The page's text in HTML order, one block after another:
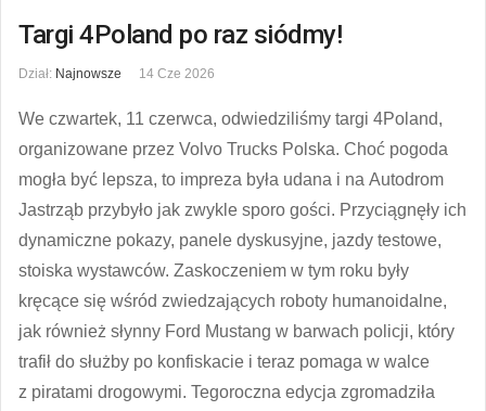
Targi 4Poland po raz siódmy!
Dział: Najnowsze 14 Cze 2026
We czwartek, 11 czerwca, odwiedziliśmy targi 4Poland,
organizowane przez Volvo Trucks Polska. Choć pogoda
mogła być lepsza, to impreza była udana i na Autodrom
Jastrząb przybyło jak zwykle sporo gości. Przyciągnęły ich
dynamiczne pokazy, panele dyskusyjne, jazdy testowe,
stoiska wystawców. Zaskoczeniem w tym roku były
kręcące się wśród zwiedzających roboty humanoidalne,
jak również słynny Ford Mustang w barwach policji, który
trafił do służby po konfiskacie i teraz pomaga w walce
z piratami drogowymi. Tegoroczna edycja zgromadziła